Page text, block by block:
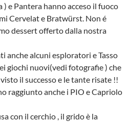
e Pantera hanno acceso il fuoco
Cervelat e Bratwürst. Non é
dessert offerto dalla nostra
anche alcuni esploratori e Tasso
giochi nuovi(vedi fotografie ) che
il successo e le tante risate !!
raggiunto anche i PIO e Capriolo
con il cerchio , il grido è la